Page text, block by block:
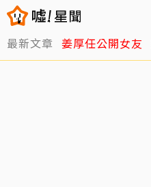
最新文章 姜厚任公開女友